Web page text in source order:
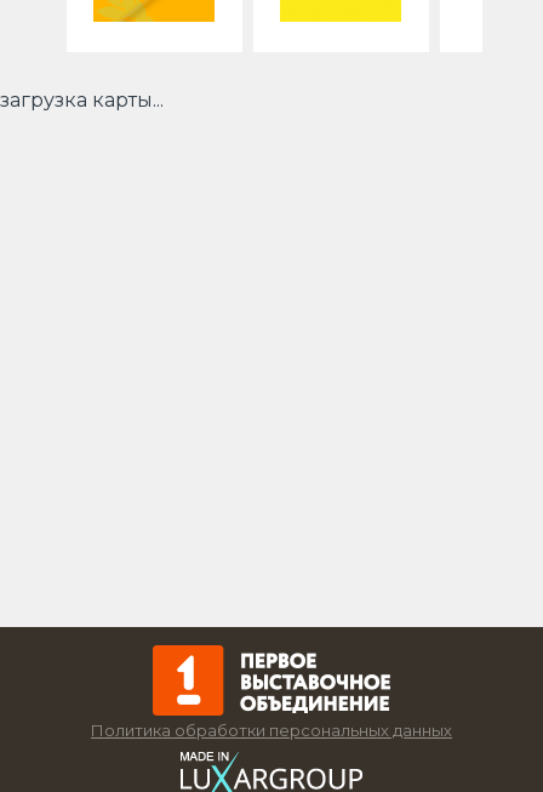
загрузка карты...
Политика обработки персональных данных